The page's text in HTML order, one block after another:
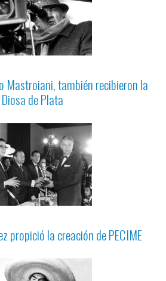
Mastroiani, también recibieron la
Diosa de Plata
propició la creación de PECIME